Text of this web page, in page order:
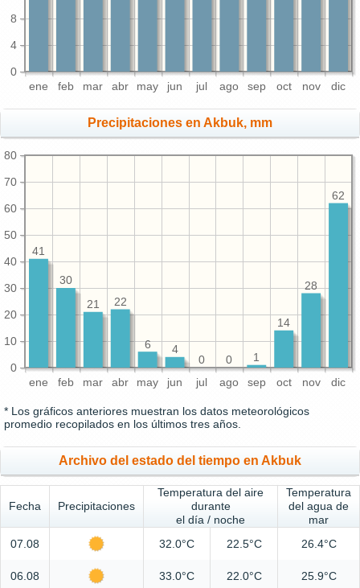
ene feb mar abr may jun jul ago sep oct nov dic
0
4
8
Precipitaciones en Akbuk, mm
ene feb mar abr may jun jul ago sep oct nov dic
0
10
20
30
40
50
60
70
80
62
28
14
1
0
0
4
6
22
21
30
41
* Los gráficos anteriores muestran los datos meteorológicos
promedio recopilados en los últimos tres años.
Archivo del estado del tiempo en Akbuk
Fecha Precipitaciones
Temperatura del aire
durante
el día / noche
Temperatura
del agua de
mar
07.08
32.0°C 22.5°C 26.4°C
06.08 33.0°C 22.0°C 25.9°C